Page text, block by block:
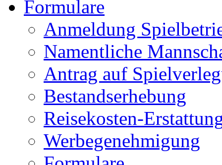
Formulare
Anmeldung
Namentliche
Antrag auf
Bestandserhebung
Reisekosten-
Werbegenehmigung